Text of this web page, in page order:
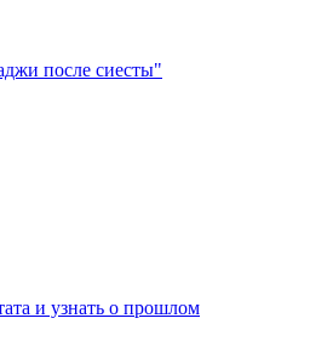
и узнать о прошлом